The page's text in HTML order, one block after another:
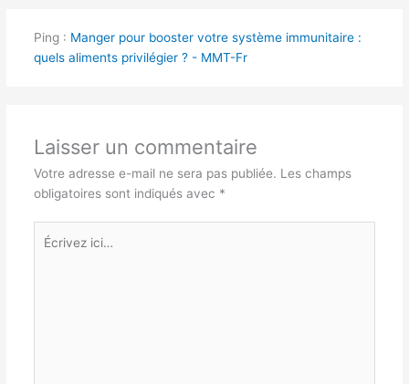
Ping : Manger pour booster votre système immunitaire :
quels aliments privilégier ? - MMT-Fr
Laisser un commentaire
Votre adresse e-mail ne sera pas publiée. Les champs
obligatoires sont indiqués avec *
Écrivez
ici…